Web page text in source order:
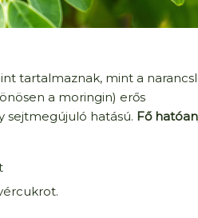
tartalmaznak, mint a
a moringin) erős
sejtmegújuló hatású. Fő